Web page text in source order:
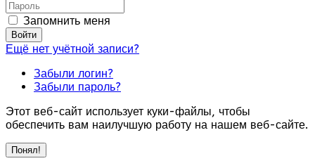
Запомнить меня
Войти
Ещё нет учётной записи?
Забыли логин?
Забыли пароль?
Этот веб-сайт использует куки-файлы, чтобы
обеспечить вам наилучшую работу на нашем веб-сайте.
Понял!